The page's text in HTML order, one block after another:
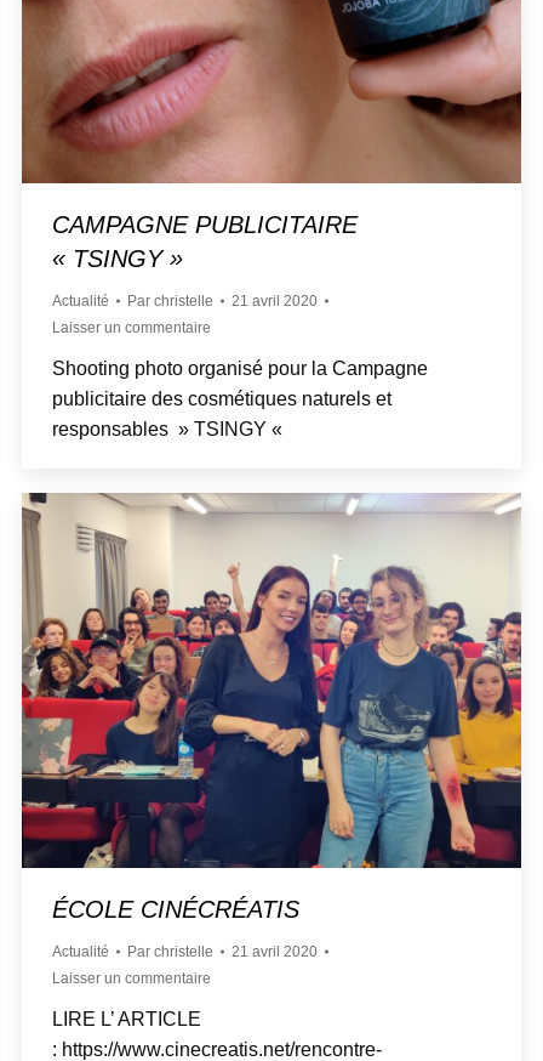
CAMPAGNE PUBLICITAIRE
« TSINGY »
Actualité Par christelle
21 avril 2020
Laisser un commentaire
Shooting photo organisé pour la Campagne
publicitaire des cosmétiques naturels et
responsables » TSINGY «
ÉCOLE CINÉCRÉATIS
Actualité Par christelle
21 avril 2020
Laisser un commentaire
LIRE L’ ARTICLE
: https://www.cinecreatis.net/rencontre-